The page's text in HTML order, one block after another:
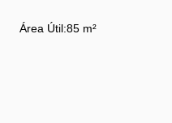
Área Útil:85 m²